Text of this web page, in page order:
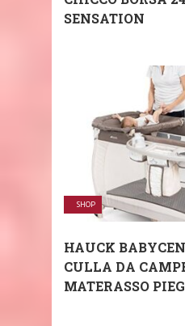
SENSATION
SHOP
HAUCK
CULLA DA
MATERASSO